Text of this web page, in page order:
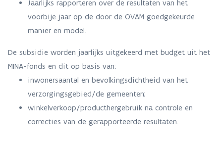
Jaarlijks rapporteren over de resultaten van het
voorbije jaar op de door de OVAM goedgekeurde
manier en model.
De subsidie worden jaarlijks uitgekeerd met budget uit het
MINA-fonds en dit op basis van:
inwonersaantal en bevolkingsdichtheid van het
verzorgingsgebied/de gemeenten;
winkelverkoop/producthergebruik na controle en
correcties van de gerapporteerde resultaten.